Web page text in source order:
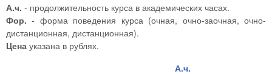
А.ч. - продолжительность курса в академических часах.
Фор. - форма поведения курса (очная, очно-заочная, очно-
дистанционная, дистанционная).
Цена указана в рублях.
А.ч.